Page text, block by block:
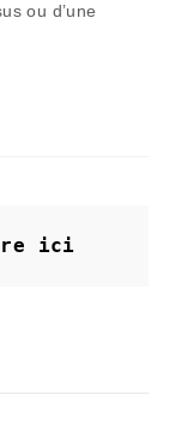
ou d’une
ici